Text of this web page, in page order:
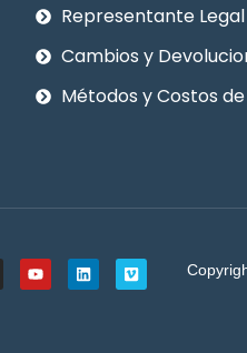
Representante Legal
Cambios y
Métodos y Costos
Y
o
u
L
i
n
V
i
m